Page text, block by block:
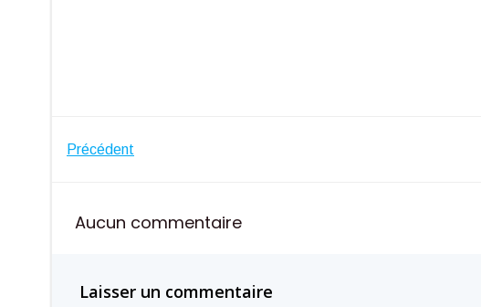
Navigation
de
l’article
Précédent
Aucun commentaire
Laisser un commentaire